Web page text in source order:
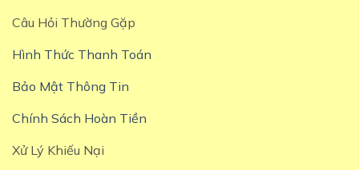
Câu Hỏi Thường Gặp
Hình Thức Thanh Toán
Bảo Mật Thông Tin
Chính Sách Hoàn Tiền
Xử Lý Khiếu Nại